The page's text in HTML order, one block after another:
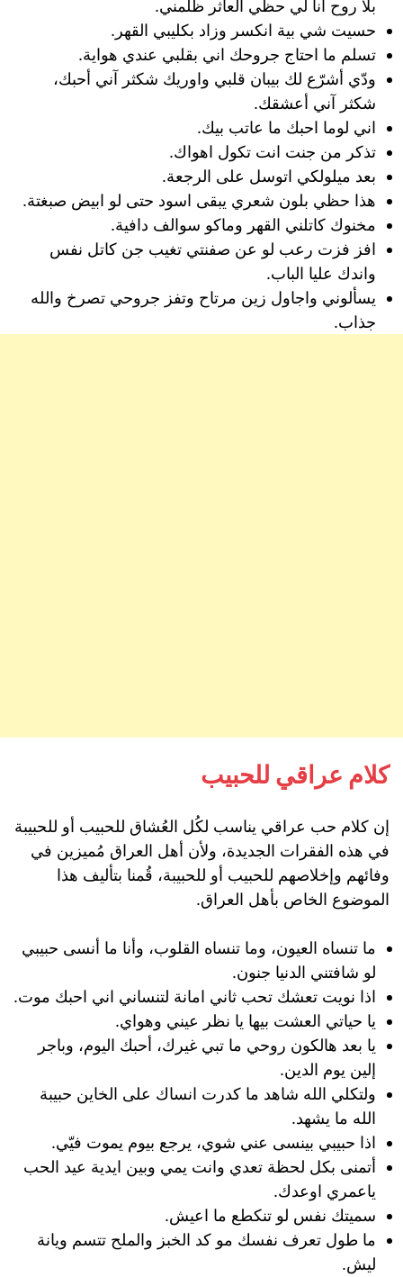
بلا روح انا لي حظي العاثر ظلمني.
حسيت شي بية انكسر وزاد بكليبي القهر.
تسلم ما احتاج جروحك اني بقلبي عندي هواية.
ودّي أشرّع لك بيبان قلبي واوريك شكثر آني أحبك،
شكثر آني أعشقك.
اني لوما احبك ما عاتب بيك.
تذكر من جنت انت تكول اهواك.
بعد ميلولكي اتوسل على الرجعة.
هذا حظي بلون شعري يبقى اسود حتى لو ابيض صبغتة.
مخنوك كاتلني القهر وماكو سوالف دافية.
افز فزت رعب لو عن صفنتي تغيب جن كاتل نفس
واندك عليا الباب.
يسألوني واجاول زين مرتاح وتفز جروحي تصرخ والله
جذاب.
كلام عراقي للحبيب
إن كلام حب عراقي يناسب لكُل العُشاق للحبيب أو للحبيبة
في هذه الفقرات الجديدة، ولأن أهل العراق مُميزين في
وفائهم وإخلاصهم للحبيب أو للحبيبة، قُمنا بتأليف هذا
الموضوع الخاص بأهل العراق.
ما تنساه العيون، وما تنساه القلوب، وأنا ما أنسى حبيبي
لو شافتني الدنيا جنون.
اذا نويت تعشك تحب ثاني امانة لتنساني اني احبك موت.
يا حياتي العشت بيها يا نظر عيني وهواي.
يا بعد هالكون روحي ما تبي غيرك، أحبك اليوم، وباجر
إلين يوم الدين.
ولتكلي الله شاهد ما كدرت انساك على الخاين حبيبة
الله ما يشهد.
اذا حبيبي بينسى عني شوي، يرجع بيوم يموت فيّي.
أتمنى بكل لحظة تعدي وانت يمي وبين ايدية عيد الحب
ياعمري اوعدك.
سميتك نفس لو تنكطع ما اعيش.
ما طول تعرف نفسك مو كد الخبز والملح تتسم ويانة
ليش.